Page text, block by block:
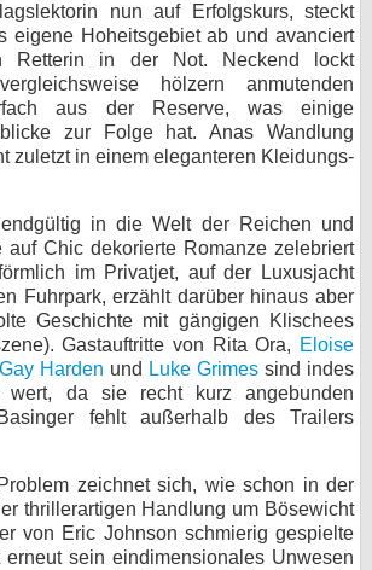
nun auf Erfolgskurs, steckt
eigene Hoheitsgebiet ab und avanciert
Retterin in der Not. Neckend lockt
hölzern anmutenden
aus der Reserve, was einige
zur Folge hat. Anas Wandlung
zuletzt in einem eleganteren Kleidungs-
in die Welt der Reichen und
auf Chic dekorierte Romanze zelebriert
im Privatjet, auf der Luxusjacht
Fuhrpark, erzählt darüber hinaus aber
Geschichte mit gängigen Klischees
Gastauftritte von Rita Ora, Eloise
Harden und Luke Grimes sind indes
wert, da sie recht kurz angebunden
fehlt außerhalb des Trailers
zeichnet sich, wie schon in der
thrillerartigen Handlung um Bösewicht
von Eric Johnson schmierig gespielte
erneut sein eindimensionales Unwesen